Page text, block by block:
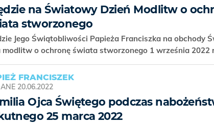
na Światowy Dzień Modlitw o
stworzonego
Jego Świątobliwości Papieża Franciszka na obchody
modlitw o ochronę świata stworzonego 1 września 2022
FRANCISZEK
20.06.2022
Ojca Świętego podczas
25 marca 2022